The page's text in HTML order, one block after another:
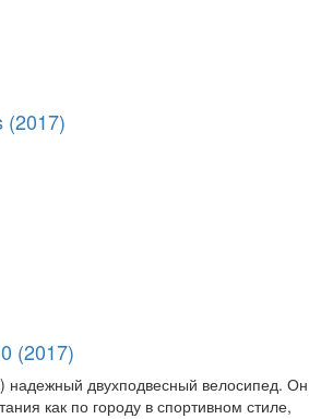
(2017)
(2017)
надежный двухподвесный велосипед. Он
как по городу в спортивном стиле,